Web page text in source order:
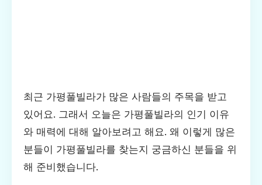
최근 가평풀빌라가 많은 사람들의 주목을 받고
있어요. 그래서 오늘은 가평풀빌라의 인기 이유
와 매력에 대해 알아보려고 해요. 왜 이렇게 많은
분들이 가평풀빌라를 찾는지 궁금하신 분들을 위
해 준비했습니다.